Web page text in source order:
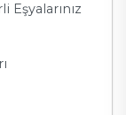
Eşyalarınız